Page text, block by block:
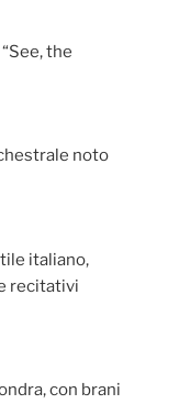
the
noto
italiano,
recitativi
con brani